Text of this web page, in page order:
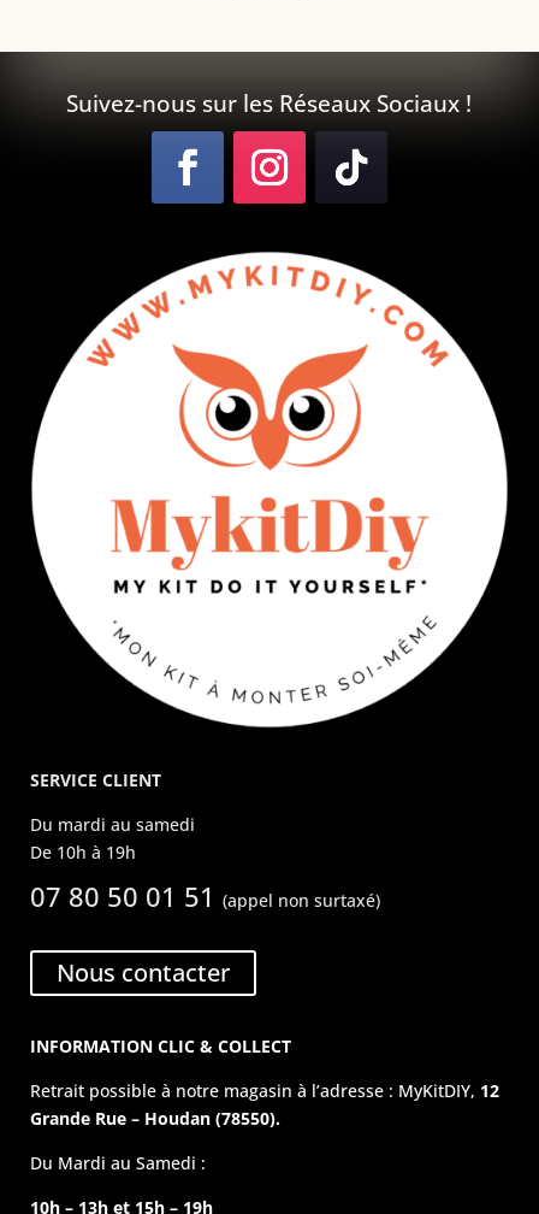
Suivez-nous sur les Réseaux Sociaux !
SERVICE CLIENT
Du mardi au samedi
De 10h à 19h
07 80 50 01 51(appel non surtaxé)
Nous contacter
INFORMATION CLIC & COLLECT
Retrait possible à notre magasin à l’adresse : MyKitDIY, 12
Grande Rue – Houdan (78550).
Du Mardi au Samedi :
10h – 13h et 15h – 19h